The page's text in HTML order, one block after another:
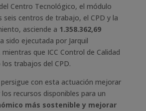
Centro Tecnológico, el módulo
seis centros de trabajo, el CPD y la
asciende a 1.358.362,69
sido ejecutada por Jarquil
mientras que ICC Control de Calidad
trabajos del CPD.
con esta actuación mejorar
recursos disponibles para un
más sostenible y mejorar